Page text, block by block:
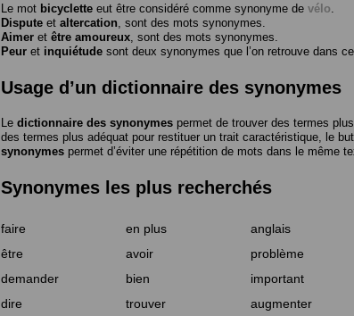
Le mot bicyclette eut être considéré comme synonyme de vélo
Dispute et altercation , sont des mots synonymes.
Aimer et être amoureux , sont des mots synonymes.
Peur et inquiétude sont deux synonymes que l’on retrouve dans
Usage d’un dictionnaire des synonymes
Le dictionnaire des synonymes permet de trouver des termes
des termes plus adéquat pour restituer un trait caractéristique, le
synonymes permet d’éviter une répétition de mots dans le même
Synonymes les plus recherchés
faire en plus anglais
être
avoir problème
demander
bien important
dire
trouver augmenter